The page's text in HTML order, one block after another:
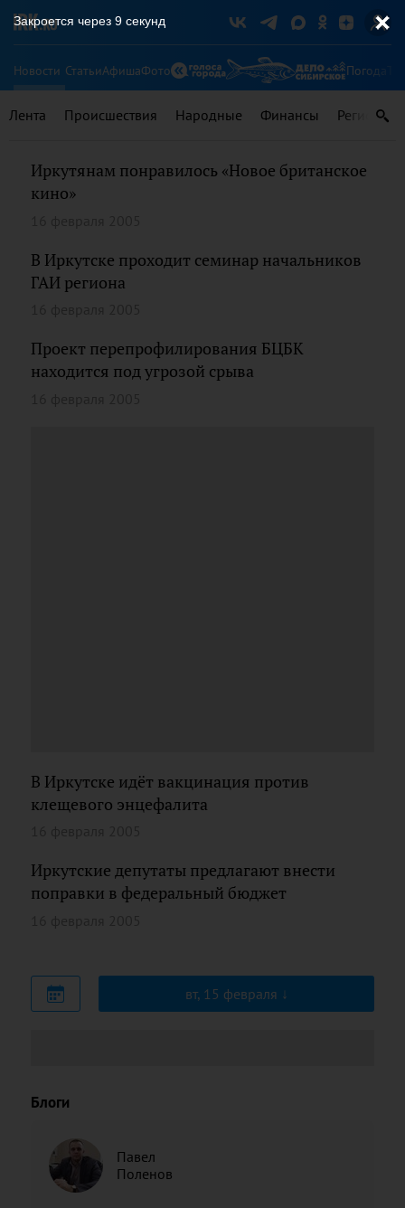
Новости СтатьиАфишаФото Погода
Лента Происшествия Народные Финансы Регионы
Иркутянам понравилось «Новое британское
кино»
В Иркутске проходит семинар начальников
ГАИ региона
Проект перепрофилирования БЦБК
находится под угрозой срыва
В Иркутске идёт вакцинация против
клещевого энцефалита
Иркутские депутаты предлагают внести
поправки в федеральный бюджет
вт, 15 февраля
Блоги
Павел
Поленов
Закроется через 9 секунд